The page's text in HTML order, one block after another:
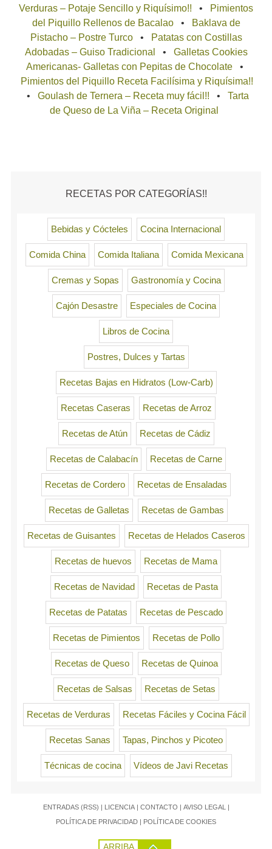
Verduras – Potaje Sencillo y Riquísimo!!
Pimientos
del Piquillo Rellenos de Bacalao
Baklava de
Pistacho – Postre Turco
Patatas con Costillas
Adobadas – Guiso Tradicional
Galletas Cookies
Americanas- Galletas con Pepitas de Chocolate
Pimientos del Piquillo Receta Facilísima y Riquísima!!
Goulash de Ternera – Receta muy fácil!!
Tarta
de Queso de La Viña – Receta Original
RECETAS POR CATEGORÍAS!!
Bebidas y Cócteles Cocina Internacional
Comida China Comida Italiana Comida Mexicana
Cremas y Sopas Gastronomía y Cocina
Cajón Desastre Especiales de Cocina
Libros de Cocina
Postres, Dulces y Tartas
Recetas Bajas en Hidratos (Low-Carb)
Recetas Caseras Recetas de Arroz
Recetas de Atún Recetas de Cádiz
Recetas de Calabacín Recetas de Carne
Recetas de Cordero Recetas de Ensaladas
Recetas de Galletas Recetas de Gambas
Recetas de Guisantes Recetas de Helados Caseros
Recetas de huevos Recetas de Mama
Recetas de Navidad Recetas de Pasta
Recetas de Patatas Recetas de Pescado
Recetas de Pimientos Recetas de Pollo
Recetas de Queso Recetas de Quinoa
Recetas de Salsas Recetas de Setas
Recetas de Verduras Recetas Fáciles y Cocina Fácil
Recetas Sanas Tapas, Pinchos y Picoteo
Técnicas de cocina Vídeos de Javi Recetas
ENTRADAS (RSS) | LICENCIA| CONTACTO | AVISO LEGAL
|
POLÍTICA DE PRIVACIDAD | POLÍTICA DE COOKIES
ARRIBA